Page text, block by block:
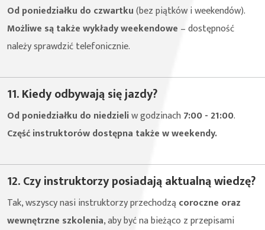
Od poniedziałku do czwartku(bez piątków i weekendów).
Możliwe są także wykłady weekendowe – dostępność
należy sprawdzić telefonicznie.
11. Kiedy odbywają się jazdy?
Od poniedziałku do niedzieliw godzinach7:00 - 21:00.
Część instruktorów dostępna także w weekendy.
12. Czy instruktorzy posiadają aktualną wiedzę?
Tak, wszyscy nasi instruktorzy przechodzącoroczne oraz
wewnętrzne szkolenia, aby być na bieżąco z przepisami